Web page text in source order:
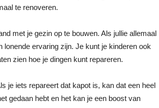
te renoveren.
met je gezin op te bouwen. Als jullie allemaal
ervaring zijn. Je kunt je kinderen ook
zien hoe je dingen kunt repareren.
je iets repareert dat kapot is, kan dat een heel
gedaan hebt en het kan je een boost van